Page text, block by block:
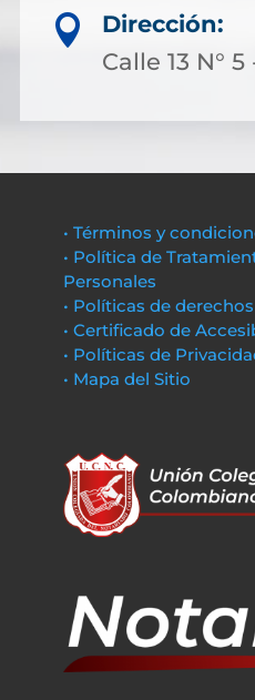

Dirección:
Calle 13 N° 5
• Términos y
• Política de
Personales
• Políticas de
• Certificado de
• Políticas de
• Mapa del Sitio